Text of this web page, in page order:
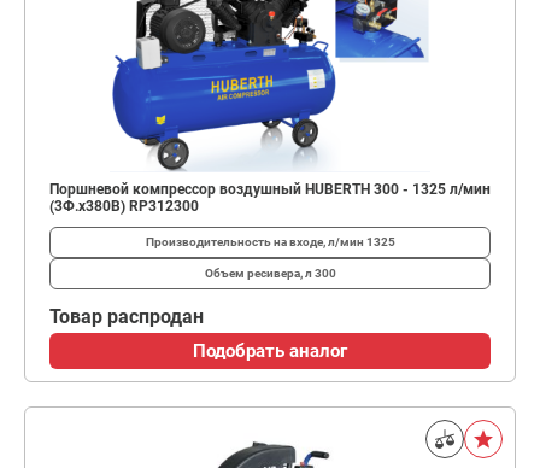
Поршневой компрессор воздушный HUBERTH 300 - 1325 л/мин
(3Ф.х380В) RP312300
Производительность на входе, л/мин 1325
Объем ресивера, л 300
Товар распродан
Подобрать аналог